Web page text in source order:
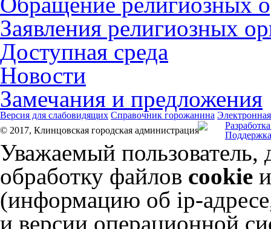
Заявления религиозных
Доступная среда
Новости
Замечания и предложения
Версия для слабовидящих Справочник горожанина
© 2017, Клинцовская городская администрация
Уважаемый пользователь,
обработку файлов cookie
(информацию об ip-адресе
и версии операционной